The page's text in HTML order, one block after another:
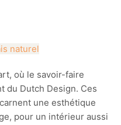
naturel
où le savoir-faire
du Dutch Design. Ces
une esthétique
pour un intérieur aussi